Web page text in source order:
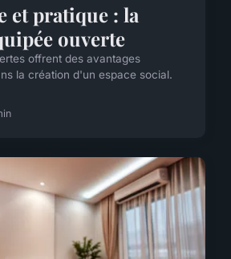
et pratique : la
ouverte
offrent des avantages
la création d'un espace social.